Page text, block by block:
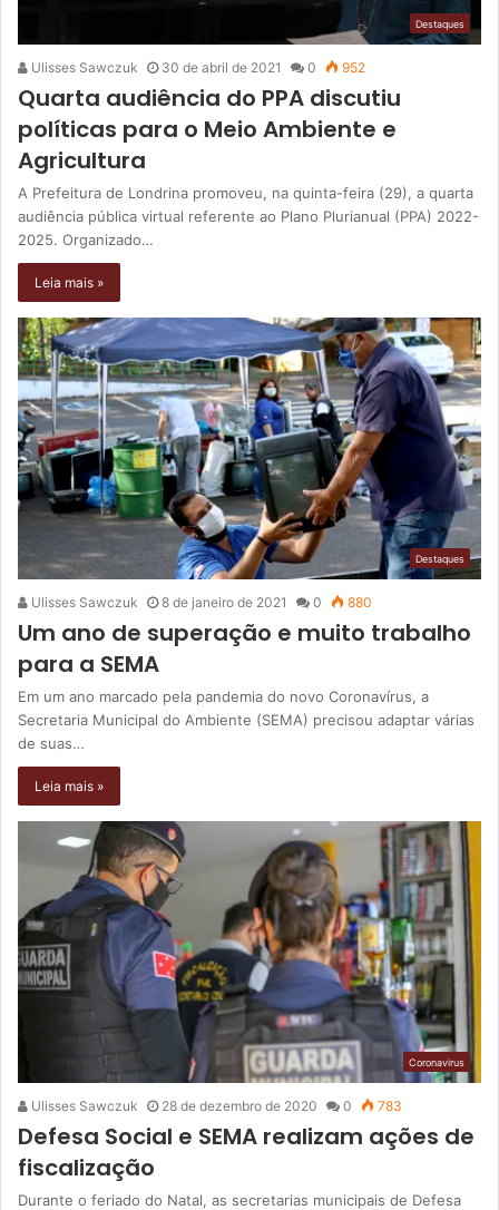
Destaques
Ulisses Sawczuk 30 de abril de 2021 0 952
Quarta audiência do PPA discutiu
políticas para o Meio Ambiente e
Agricultura
A Prefeitura de Londrina promoveu, na quinta-feira (29), a quarta
audiência pública virtual referente ao Plano Plurianual (PPA) 2022-
2025. Organizado…
Leia mais »
Destaques
Ulisses Sawczuk 8 de janeiro de 2021 0 880
Um ano de superação e muito trabalho
para a SEMA
Em um ano marcado pela pandemia do novo Coronavírus, a
Secretaria Municipal do Ambiente (SEMA) precisou adaptar várias
de suas…
Leia mais »
Coronavirus
Ulisses Sawczuk 28 de dezembro de 2020 0 783
Defesa Social e SEMA realizam ações de
fiscalização
Durante o feriado do Natal, as secretarias municipais de Defesa